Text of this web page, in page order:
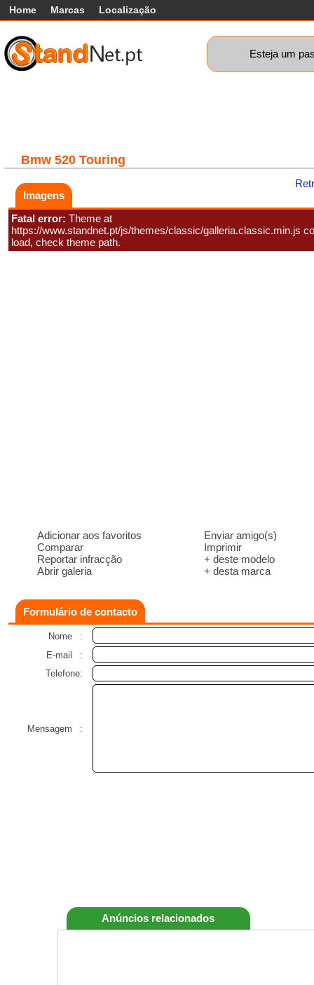
Home Marcas Localização
Esteja um
Bmw 520 Touring
Imagens
Fatal error: Theme at
https://www.standnet.pt/js/themes/classic/galleria.classic.min.js
load, check theme path.
Adicionar aos favoritos
Comparar
Reportar infracção
Abrir galeria
Enviar amigo(s)
Imprimir
+ deste modelo
+ desta marca
Formulário de contacto
Nome
:
E-mail
:
Telefone:
Mensagem :
Anúncios relacionados